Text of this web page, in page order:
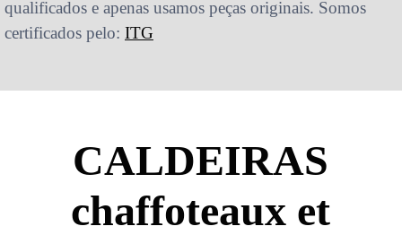
qualificados e apenas usamos peças originais. Somos
certificados pelo: ITG
CALDEIRAS
chaffoteaux et